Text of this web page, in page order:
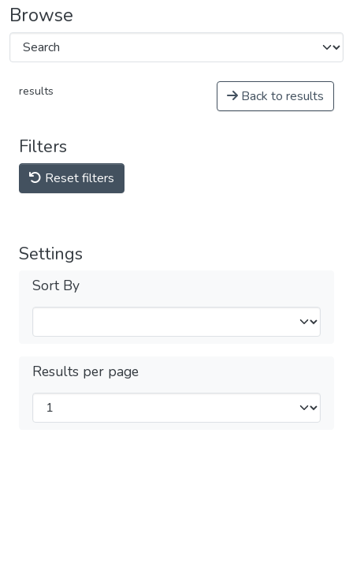
Browse
results Back to results
Filters
Reset filters
Settings
Sort By
Results per page